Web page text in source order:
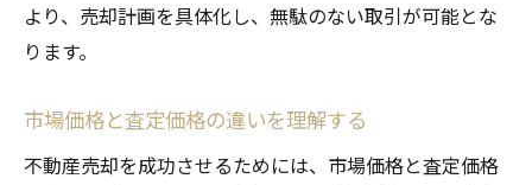
より、売却計画を具体化し、無駄のない取引が可能とな
ります。
市場価格と査定価格の違いを理解する
不動産売却を成功させるためには、市場価格と査定価格